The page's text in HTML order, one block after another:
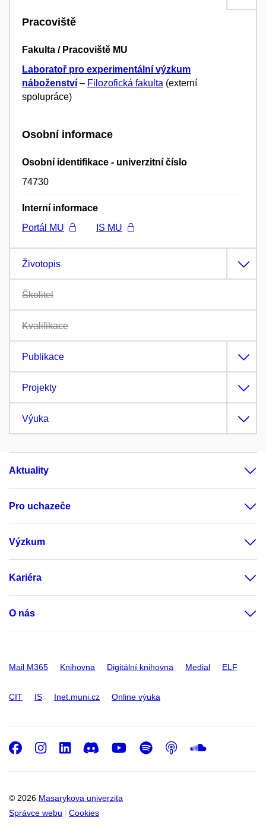
Pracoviště
Fakulta / Pracoviště MU
Laboratoř pro experimentální výzkum
náboženství – Filozofická fakulta (externí
spolupráce)
Osobní informace
Osobní identifikace - univerzitní číslo
74730
Interní informace
Portál MU
IS MU
Životopis
Školitel
Kvalifikace
Publikace
Projekty
Výuka
Aktuality
Pro uchazeče
Výzkum
Kariéra
O nás
Mail M365 Knihovna Digitální knihovna Medial ELF
CIT IS Inet.muni.cz Online výuka
© 2026 Masarykova univerzita
Správce webu
Cookies
Facebook
Instagram
LinkedIn
DiscordYoutube
Spotify
Podcast